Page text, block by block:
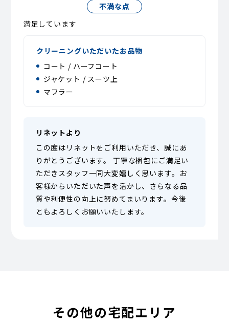
不満な点
満足しています
クリーニングいただいたお品物
コート / ハーフコート
ジャケット / スーツ上
マフラー
リネットより
この度はリネットをご利用いただき、誠にあ
りがとうございます。 丁寧な梱包にご満足い
ただきスタッフ一同大変嬉しく思います。お
客様からいただいた声を活かし、さらなる品
質や利便性の向上に努めてまいります。今後
ともよろしくお願いいたします。
その他の宅配エリア